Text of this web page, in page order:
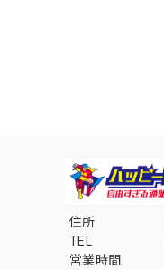
住所
TEL
営業時間